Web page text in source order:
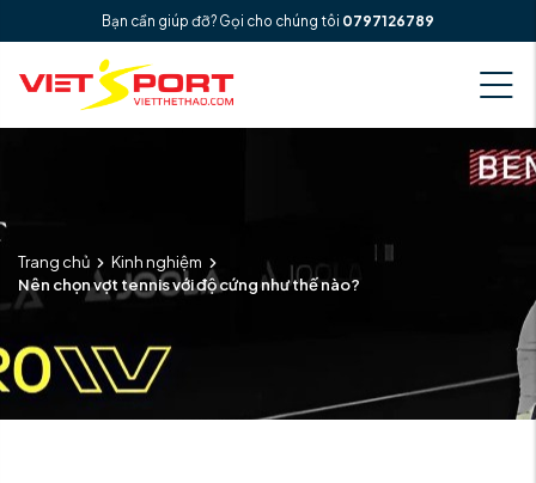
Bạn cần giúp đỡ? Gọi cho chúng tôi 0797126789
Trang chủ
Kinh nghiệm
Nên chọn vợt tennis với độ cứng như thế nào?